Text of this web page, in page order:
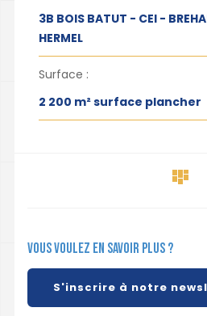
3B BOIS BATUT - CEI -
HERMEL
Surface :
2 200 m² surface plancher
Vous voulez en savoir plus ?
S'inscrire à notre